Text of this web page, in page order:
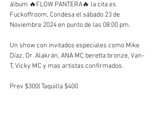
álbum 🔥FLOW PANTERA🔥 la cita es
Fuckoffroom, Condesa el sábado 23 de
Noviembre 2024 en punto de las 08:00 pm.
Un show con invitados especiales como Mike
Díaz, Dr. Alakrán, ANA MC beretta bronze, Van-
T, Vicky MC y mas artistas confirmados.
Prev $300| Taquilla $400